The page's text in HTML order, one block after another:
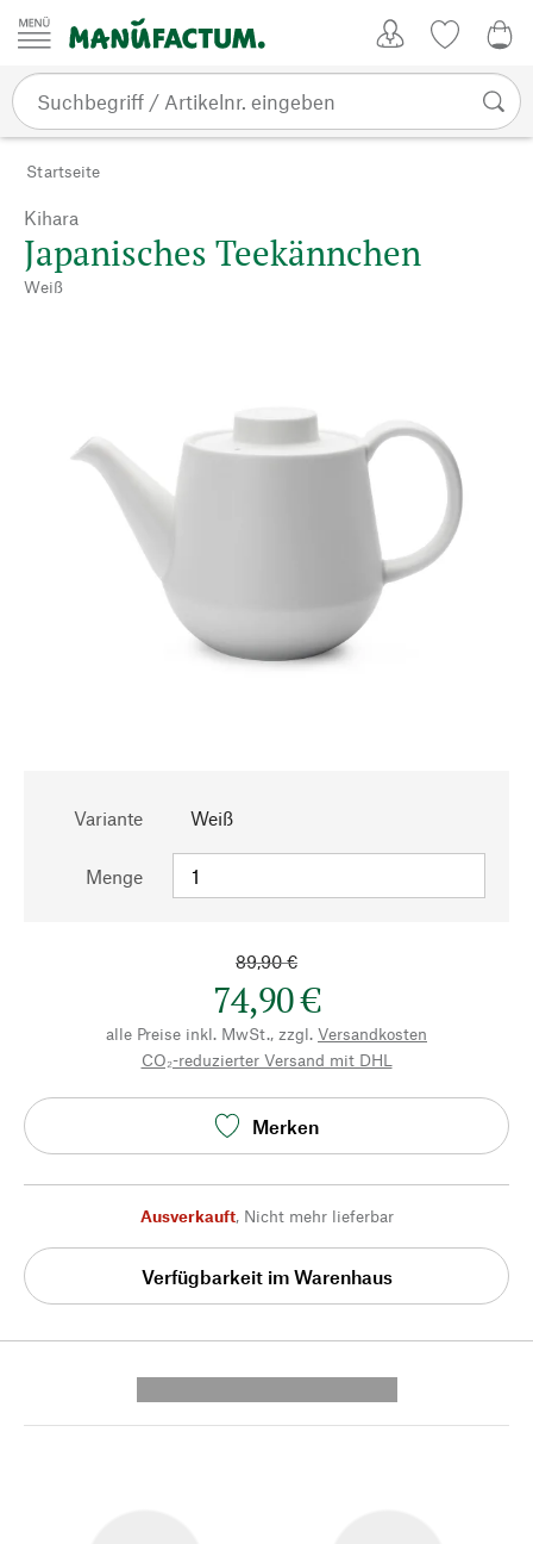
Zum Inhalt springen
Startseite
Kihara
Japanisches Teekännchen
Weiß
Variante Weiß
Menge
89,90 €
74,90 €
alle Preise inkl. MwSt., zzgl. Versandkosten
CO₂-reduzierter Versand mit DHL
Merken
Ausverkauft, Nicht mehr lieferbar
Verfügbarkeit im Warenhaus